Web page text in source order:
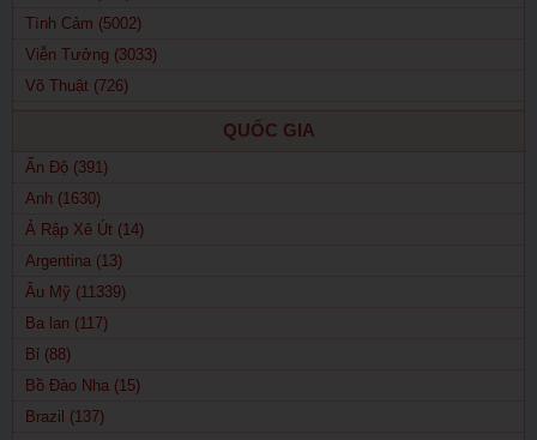
Tình Cảm (5002)
Viễn Tưởng (3033)
Võ Thuật (726)
QUỐC GIA
Ấn Độ (391)
Anh (1630)
Ả Rập Xê Út (14)
Argentina (13)
Âu Mỹ (11339)
Ba lan (117)
Bỉ (88)
Bồ Đào Nha (15)
Brazil (137)